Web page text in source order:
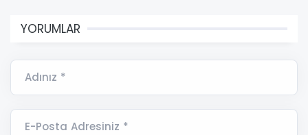
YORUMLAR
Adınız *
E-Posta Adresiniz *